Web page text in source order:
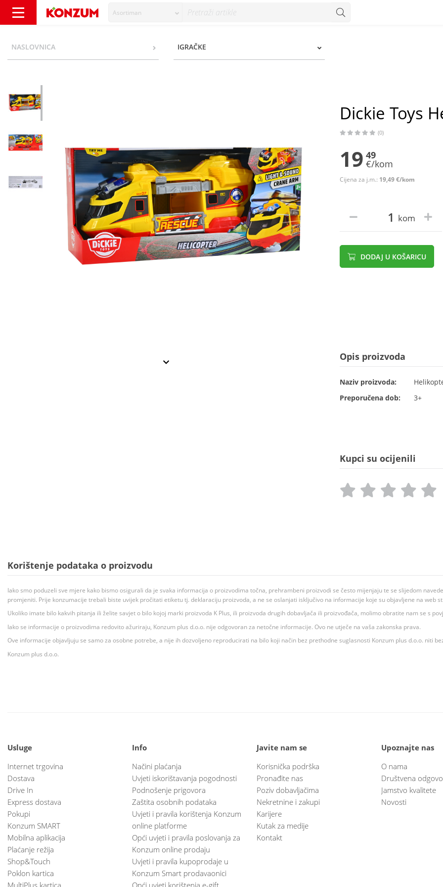
Asortiman
NASLOVNICA IGRAČKE
Dickie Toys
(0)
19 49
€/kom
Cijena za j.m.: 19,49 €/kom
kom
DODAJ U KOŠARICU
Opis proizvoda
Naziv proizvoda:
Preporučena dob:
3+
Kupci su ocijenili
Korištenje podataka o proizvodu
Iako smo poduzeli sve mjere kako bismo osigurali da je svaka informacija o proizvodima točna, prehrambeni proizvodi se često mijenjaju te se slijedom
promjeniti. Prije konzumacije trebali biste uvijek pročitati etiketu tj. deklaraciju proizvoda, a ne se oslanjati isključivo na informacije koje su objavljene na web
Ukoliko imate bilo kakvih pitanja ili želite savjet o bilo kojoj marki proizvoda K Plus, ili proizvoda drugih dobavljača ili proizvođača, molimo obratite nam se s
Iako se informacije o proizvodima redovito ažuriraju, Konzum plus d.o.o. nije odgovoran za netočne informacije. Ovo ne utječe na vaša zakonska prava.
Ove informacije objavljuju se samo za osobne potrebe, a nije ih dozvoljeno reproducirati na bilo koji način bez prethodne suglasnosti Konzum plus d.o.o. niti
Konzum plus d.o.o.
Usluge
Internet trgovina
Dostava
Drive In
Express dostava
Pokupi
Konzum SMART
Mobilna aplikacija
Plaćanje režija
Shop&Touch
Poklon kartica
MultiPlus kartica
Info
Načini plaćanja
Uvjeti iskorištavanja pogodnosti
Podnošenje prigovora
Zaštita osobnih podataka
Uvjeti i pravila korištenja Konzum
online platforme
Opći uvjeti i pravila poslovanja za
Konzum online prodaju
Uvjeti i pravila kupoprodaje u
Konzum Smart prodavaonici
Opći uvjeti korištenja e-gift
Javite nam se
Korisnička podrška
Pronađite nas
Poziv dobavljačima
Nekretnine i zakupi
Karijere
Kutak za medije
Kontakt
Upoznajte nas
O nama
Društvena
Jamstvo kvalitete
Novosti